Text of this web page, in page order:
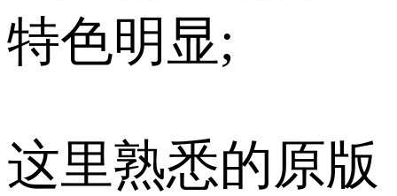
特色明显;
这里熟悉的原版